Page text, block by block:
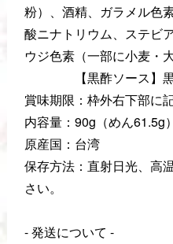
粉）、酒精、ガラメル色
酸ニナトリウム、ステビ
ウジ色素（一部に小麦・
【黒酢ソース】
賞味期限：枠外右下部に
内容量：90g（めん61.5g）
原産国：台湾
保存方法：直射日光、高
さい。
- 発送について -